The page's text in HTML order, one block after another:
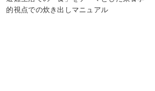
的視点での炊き出しマニュアル